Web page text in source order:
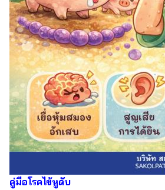
คู่มือโรคไข้หูดับ